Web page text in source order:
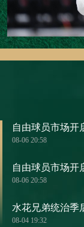
08-06 20:58
08-06 20:58
08-04 19:32